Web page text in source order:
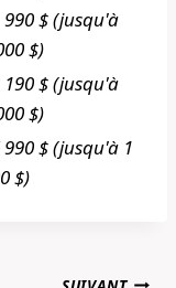
990 $ (jusqu'à
$)
190 $ (jusqu'à
$)
990 $ (jusqu'à 1
$)